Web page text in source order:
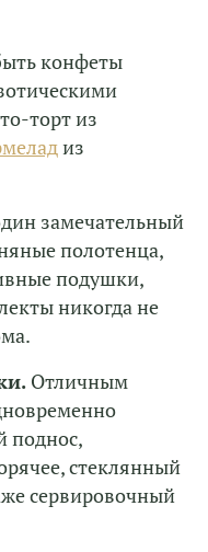
конфеты
торт из
из
замечательный
полотенца,
подушки,
никогда не
Отличным
поднос,
стеклянный
сервировочный